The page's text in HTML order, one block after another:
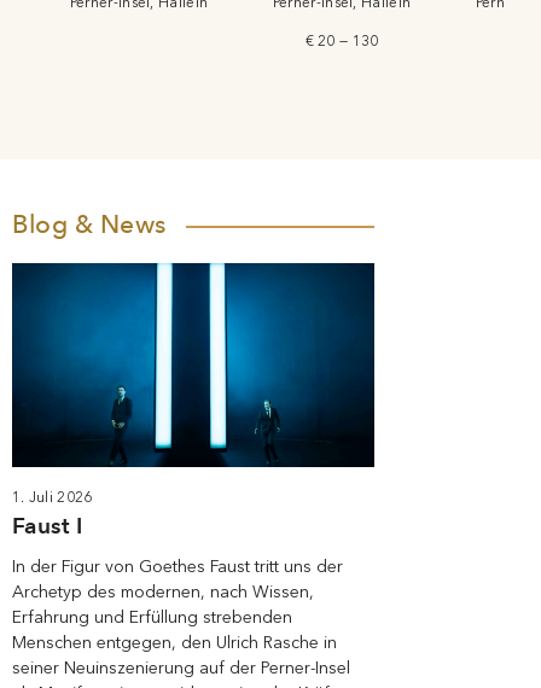
€ 20 — 130
Blog & News
1. Juli 2026
Faust I
In der Figur von Goethes Faust tritt uns der
Archetyp des modernen, nach Wissen,
Erfahrung und Erfüllung strebenden
Menschen entgegen, den Ulrich Rasche in
seiner Neuinszenierung auf der Perner-Insel